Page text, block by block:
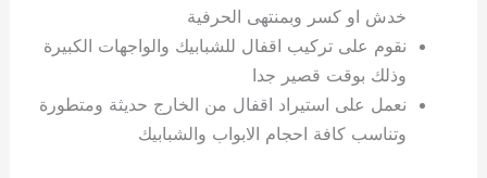
خدش او كسر وبمنتهى الحرفية
نقوم على تركيب اقفال للشبابيك والواجهات الكبيرة
وذلك بوقت قصير جدا
نعمل على استيراد اقفال من الخارج حديثة ومتطورة
وتناسب كافة احجام الابواب والشبابيك